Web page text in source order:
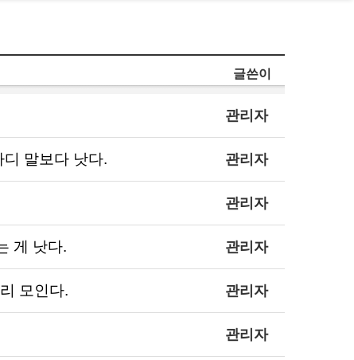
글쓴이
관리자
말보다 낫다. 관리자
관리자
게 낫다. 관리자
모인다. 관리자
관리자